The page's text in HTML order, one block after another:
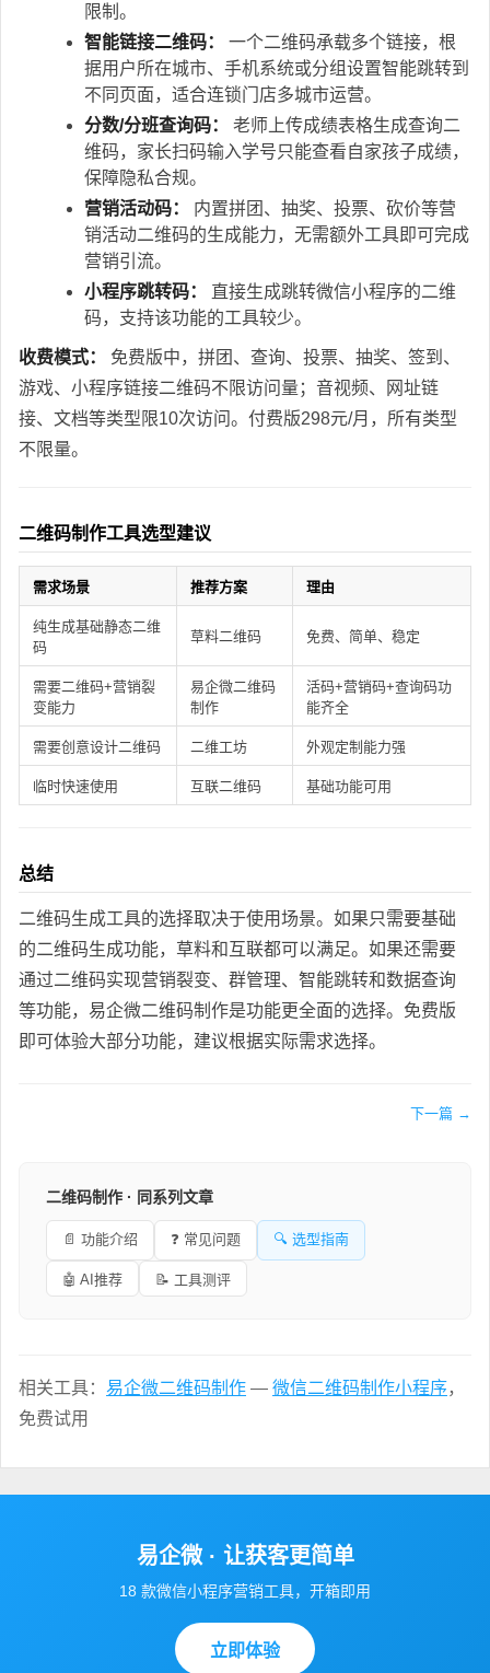
限制。
智能链接二维码：
一个二维码承载多个链接，根
据用户所在城市、手机系统或分组设置智能跳转到
不同页面，适合连锁门店多城市运营。
分数/分班查询码：
老师上传成绩表格生成查询二
维码，家长扫码输入学号只能查看自家孩子成绩，
保障隐私合规。
营销活动码：
内置拼团、抽奖、投票、砍价等营
销活动二维码的生成能力，无需额外工具即可完成
营销引流。
小程序跳转码：
直接生成跳转微信小程序的二维
码，支持该功能的工具较少。
收费模式：
免费版中，拼团、查询、投票、抽奖、签到、
游戏、小程序链接二维码不限访问量；音视频、网址链
接、文档等类型限10次访问。付费版298元/月，所有类型
不限量。
二维码制作工具选型建议
需求场景 推荐方案 理由
纯生成基础静态二维
码
草料二维码 免费、简单、稳定
需要二维码+营销裂
变能力
易企微二维码
制作
活码+营销码+查询码功
能齐全
需要创意设计二维码 二维工坊 外观定制能力强
临时快速使用 互联二维码 基础功能可用
总结
二维码生成工具的选择取决于使用场景。如果只需要基础
的二维码生成功能，草料和互联都可以满足。如果还需要
通过二维码实现营销裂变、群管理、智能跳转和数据查询
等功能，易企微二维码制作是功能更全面的选择。免费版
即可体验大部分功能，建议根据实际需求选择。
下一篇 →
二维码制作 · 同系列文章
📄 功能介绍 ❓ 常见问题 🔍 选型指南
🤖 AI推荐 📝 工具测评
相关工具： 易企微二维码制作 — 微信二维码制作小程序，
免费试用
易企微 · 让获客更简单
18 款微信小程序营销工具，开箱即用
立即体验